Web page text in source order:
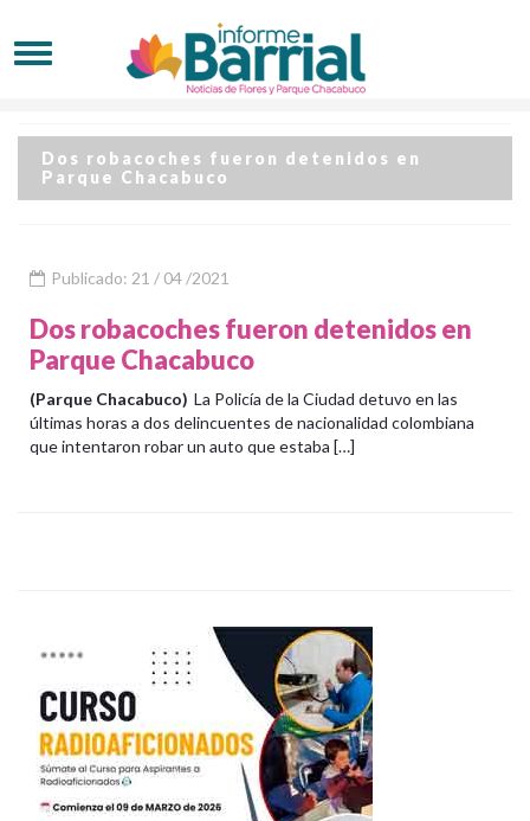
Dos robacoches fueron detenidos en
Parque Chacabuco
Publicado: 21 / 04 /2021
Dos robacoches fueron detenidos en
Parque Chacabuco
(Parque Chacabuco) La Policía de la Ciudad detuvo en las
últimas horas a dos delincuentes de nacionalidad colombiana
que intentaron robar un auto que estaba […]